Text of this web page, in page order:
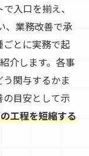
入口を揃え、
、業務改善で承
とに実務で起
介します。各事
関与するかま
目安として示
工程を短縮する